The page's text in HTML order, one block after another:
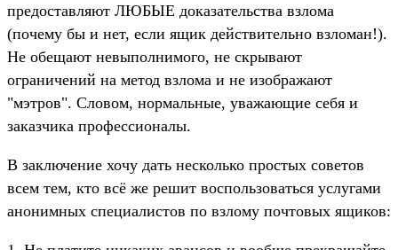
предоставляют ЛЮБЫЕ доказательства взлома
(почему бы и нет, если ящик действительно взломан!).
Не обещают невыполнимого, не скрывают
ограничений на метод взлома и не изображают
"мэтров". Словом, нормальные, уважающие себя и
заказчика профессионалы.
В заключение хочу дать несколько простых советов
всем тем, кто всё же решит воспользоваться услугами
анонимных специалистов по взлому почтовых ящиков: